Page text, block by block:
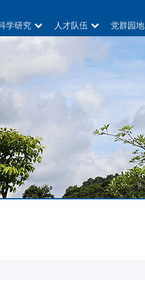
学研究 人才队伍 党群园地